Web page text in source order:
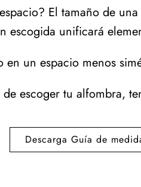
El tamaño de
escogida unificará
un espacio menos
de escoger tu alfombra,
Descarga Guía de